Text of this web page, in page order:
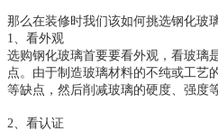
那么在装修时我们该如何挑选钢化玻
1、看外观
选购钢化玻璃首要要看外观，看玻璃
点。由于制造玻璃材料的不纯或工艺
等缺点，然后削减玻璃的硬度、强度等
2、看认证